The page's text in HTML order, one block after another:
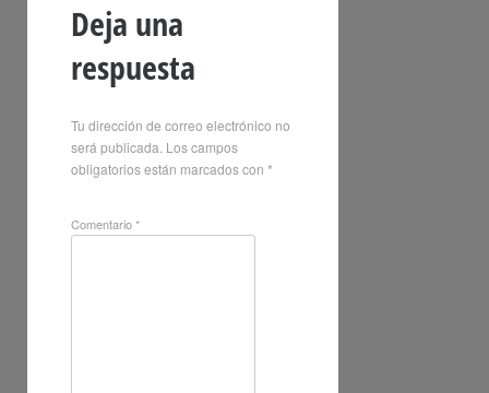
Deja una
respuesta
Tu dirección de correo electrónico no
será publicada. Los campos
obligatorios están marcados con *
Comentario*